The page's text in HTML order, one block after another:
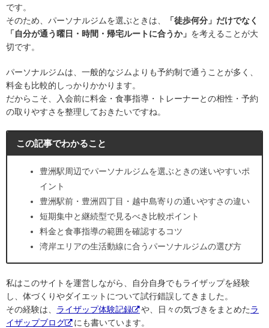
です。
そのため、パーソナルジムを選ぶときは、
「徒歩何分」だけでなく
「自分が通う曜日・時間・帰宅ルートに合うか」 を考えることが大
切です。
パーソナルジムは、一般的なジムよりも予約制で通うことが多く、
料金も比較的しっかりかかります。
だからこそ、入会前に料金・食事指導・トレーナーとの相性・予約
の取りやすさを整理しておきたいですね。
この記事でわかること
豊洲駅周辺でパーソナルジムを選ぶときの迷いやすいポ
イント
豊洲駅前・豊洲四丁目・越中島寄りの通いやすさの違い
短期集中と継続型で見るべき比較ポイント
料金と食事指導の範囲を確認するコツ
湾岸エリアの生活動線に合うパーソナルジムの選び方
私はこのサイトを運営しながら、自分自身でもライザップを経験
し、体づくりやダイエットについて試行錯誤してきました。
その経験は、 ライザップ体験記録 や、日々の気づきをまとめたラ
イザップブログ
にも書いています。